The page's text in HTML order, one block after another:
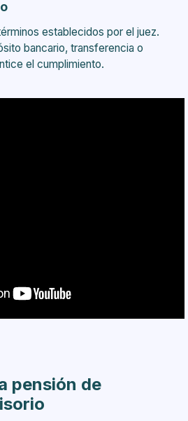
establecidos por el juez.
bancario, transferencia o
el cumplimiento.
pensión de